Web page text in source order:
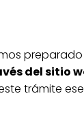
del sitio
trámite